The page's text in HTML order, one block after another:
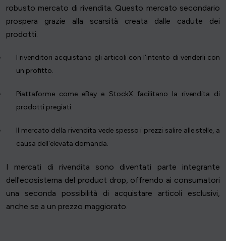
robusto mercato di rivendita. Questo mercato secondario
prospera grazie alla scarsità creata dalle cadute dei
prodotti.
I rivenditori acquistano gli articoli con l'intento di venderli con
un profitto.
Piattaforme come eBay e StockX facilitano la rivendita di
prodotti pregiati.
Il mercato della rivendita vede spesso i prezzi salire alle stelle, a
causa dell'elevata domanda.
I mercati di rivendita sono diventati parte integrante
dell'ecosistema del product drop, offrendo ai consumatori
una seconda possibilità di acquistare articoli esclusivi,
anche se a un prezzo maggiorato.